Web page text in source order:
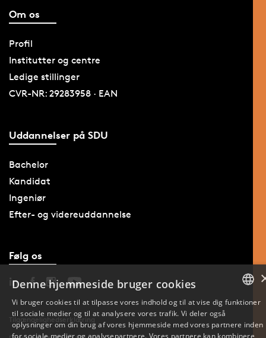
Om os
Profil
Institutter og centre
Ledige stillinger
CVR-NR: 29283958 · EAN
Uddannelser på SDU
Bachelor
Kandidat
Ingeniør
Efter- og videreuddannelse
Følg os
Tilgængelighedserklæring
Denne hjemmeside bruger cookies
Vi bruger cookies til at tilpasse vores indhold og til at vise dig funktioner
til sociale medier og til at analysere vores trafik. Vi deler også
oplysninger om din brug af vores hjemmeside med vores partnere inden
for sociale medier og analysepartnere. Vores partnere kan kombinere